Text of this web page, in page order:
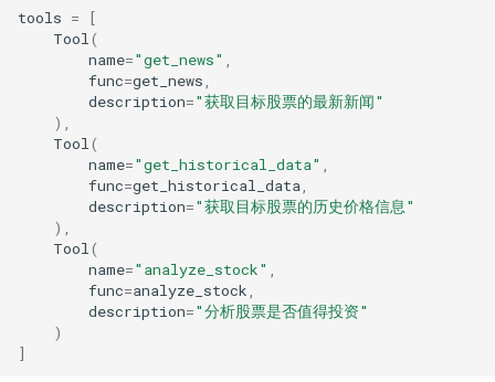
tools =
[
Tool(
name="get_news" ,
func=get_news,
description="获取目标股票的最新新闻"
),
Tool(
name="get_historical_data" ,
func=get_historical_data,
description="获取目标股票的历史价格信息"
),
Tool(
name="analyze_stock" ,
func=analyze_stock,
description="分析股票是否值得投资"
)
]